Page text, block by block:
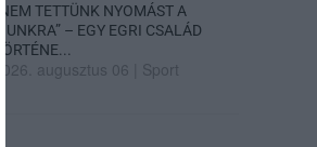
„NEM TETTÜNK NYOMÁST A
FIUNKRA” – EGY EGRI CSALÁD
TÖRTÉNE...
2026. augusztus 06 Sport